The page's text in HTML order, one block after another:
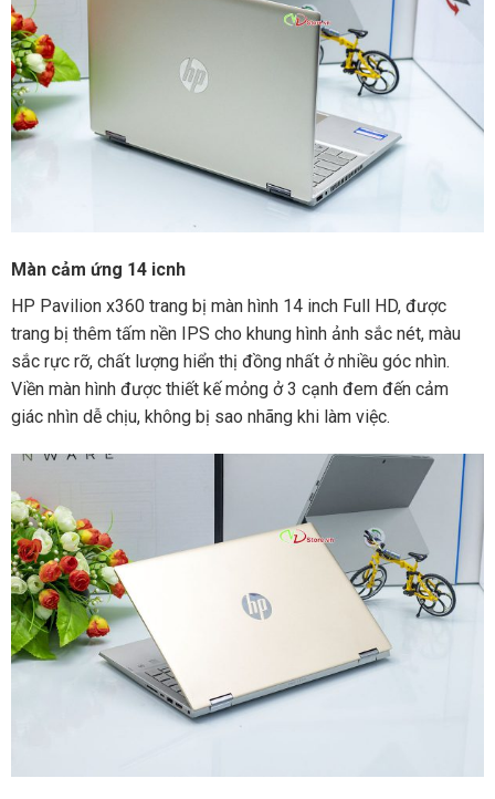
Màn cảm ứng 14 icnh
HP Pavilion x360 trang bị màn hình 14 inch Full HD, được
trang bị thêm tấm nền IPS cho khung hình ảnh sắc nét, màu
sắc rực rỡ, chất lượng hiển thị đồng nhất ở nhiều góc nhìn.
Viền màn hình được thiết kế mỏng ở 3 cạnh đem đến cảm
giác nhìn dễ chịu, không bị sao nhãng khi làm việc.